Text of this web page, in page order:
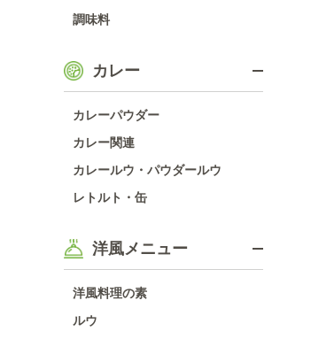
調味料
カレー
カレーパウダー
カレー関連
カレールウ・パウダールウ
レトルト・缶
洋風メニュー
洋風料理の素
ルウ